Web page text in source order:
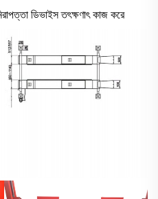
ডিভাইস তৎক্ষণাৎ কাজ করে